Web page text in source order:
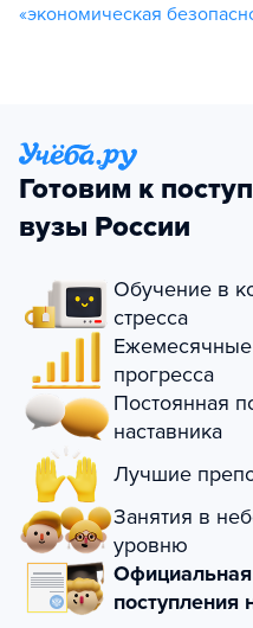
«экономическая
Готовим к
вузы России
Обучение в
стресса
Ежемесячные
прогресса
Постоянная
наставника
Лучшие
Занятия в
уровню
Официальная
поступления